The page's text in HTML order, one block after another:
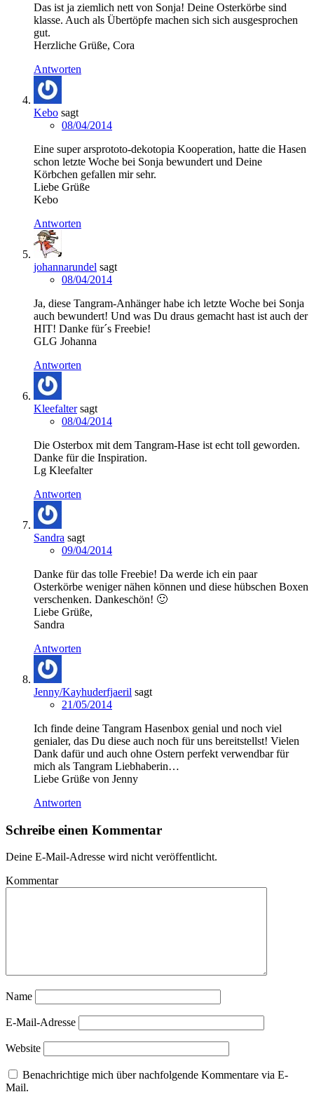
Das ist ja ziemlich nett von Sonja! Deine Osterkörbe sind
klasse. Auch als Übertöpfe machen sich sich ausgesprochen
gut.
Herzliche Grüße, Cora
Antworten
Kebo sagt
08/04/2014
Eine super arsprototo-dekotopia Kooperation, hatte die Hasen
schon letzte Woche bei Sonja bewundert und Deine
Körbchen gefallen mir sehr.
Liebe Grüße
Kebo
Antworten
johannarundel sagt
08/04/2014
Ja, diese Tangram-Anhänger habe ich letzte Woche bei Sonja
auch bewundert! Und was Du draus gemacht hast ist auch der
HIT! Danke für´s Freebie!
GLG Johanna
Antworten
Kleefalter sagt
08/04/2014
Die Osterbox mit dem Tangram-Hase ist echt toll geworden.
Danke für die Inspiration.
Lg Kleefalter
Antworten
Sandra sagt
09/04/2014
Danke für das tolle Freebie! Da werde ich ein paar
Osterkörbe weniger nähen können und diese hübschen Boxen
verschenken. Dankeschön! 🙂
Liebe Grüße,
Sandra
Antworten
Jenny/Kayhuderfjaeril sagt
21/05/2014
Ich finde deine Tangram Hasenbox genial und noch viel
genialer, das Du diese auch noch für uns bereitstellst! Vielen
Dank dafür und auch ohne Ostern perfekt verwendbar für
mich als Tangram Liebhaberin…
Liebe Grüße von Jenny
Antworten
Schreibe einen Kommentar
Deine E-Mail-Adresse wird nicht veröffentlicht.
Kommentar
Name
E-Mail-Adresse
Website
Benachrichtige mich über nachfolgende Kommentare via E-
Mail.